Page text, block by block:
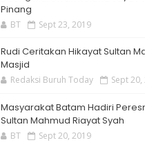
Pinang
BT Sept 23, 2019
Rudi Ceritakan Hikayat Sultan
Masjid
Redaksi Buruh Today Sept 20,
Masyarakat Batam Hadiri
Sultan Mahmud Riayat Syah
BT Sept 20, 2019